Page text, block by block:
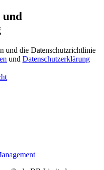
und
und die Datenschutzrichtlinie
und Datenschutzerklärung